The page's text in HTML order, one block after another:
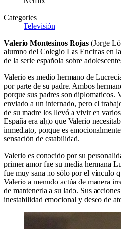
Categories
Televisión
Valerio Montesinos Rojas (Jorge
alumno del Colegio Las Encinas en
de la serie española sobre
Valerio es medio hermano de
por parte de su padre. Ambos
porque sus padres son diplomáticos.
enviado a un internado, pero el
de su madre los llevó a vivir en varios
España era algo que Valerio
inmediato, porque es
sensación de estabilidad.
Valerio es conocido por su
primer amor fue su media hermana
fue muy sana no sólo por el vínculo
Valerio a menudo actúa de manera
de mantenerla a su lado. Sus
inestabilidad emocional y deseo de